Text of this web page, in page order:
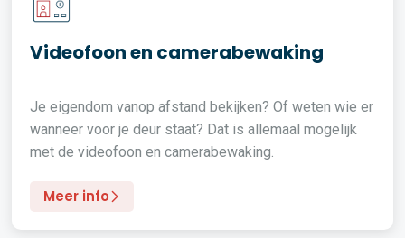
Videofoon en camerabewaking
Je eigendom vanop afstand bekijken? Of weten wie er
wanneer voor je deur staat? Dat is allemaal mogelijk
met de videofoon en camerabewaking.
Meer info